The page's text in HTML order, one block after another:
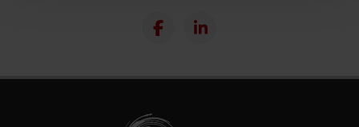
raccolto dal tuo utilizzo dei loro servizi.